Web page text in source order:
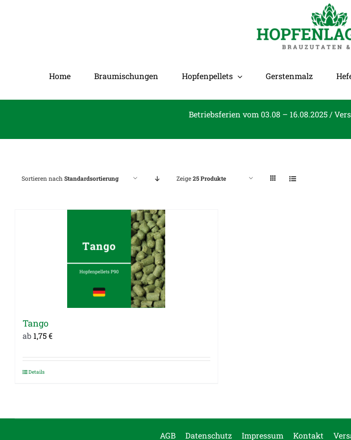
Home Braumischungen Hopfenpellets Gerstenmalz
Betriebsferien vom 03.08 – 16.08.2025 /
Sortieren nach Standardsortierung Zeige25 Produkte
Tango
ab 1,75€
Dieses
Details
AGB Datenschutz Impressum Kontakt